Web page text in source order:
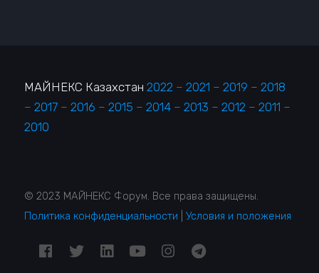
МАЙНЕКС Казахстан2022 – 2021 – 2019 – 2018
– 2017 – 2016 – 2015 – 2014 – 2013 – 2012 – 2011 –
2010
© 2023 МАЙНЕКС Форум. Все права защищены.
Политика конфиденциальности |Условия и положения